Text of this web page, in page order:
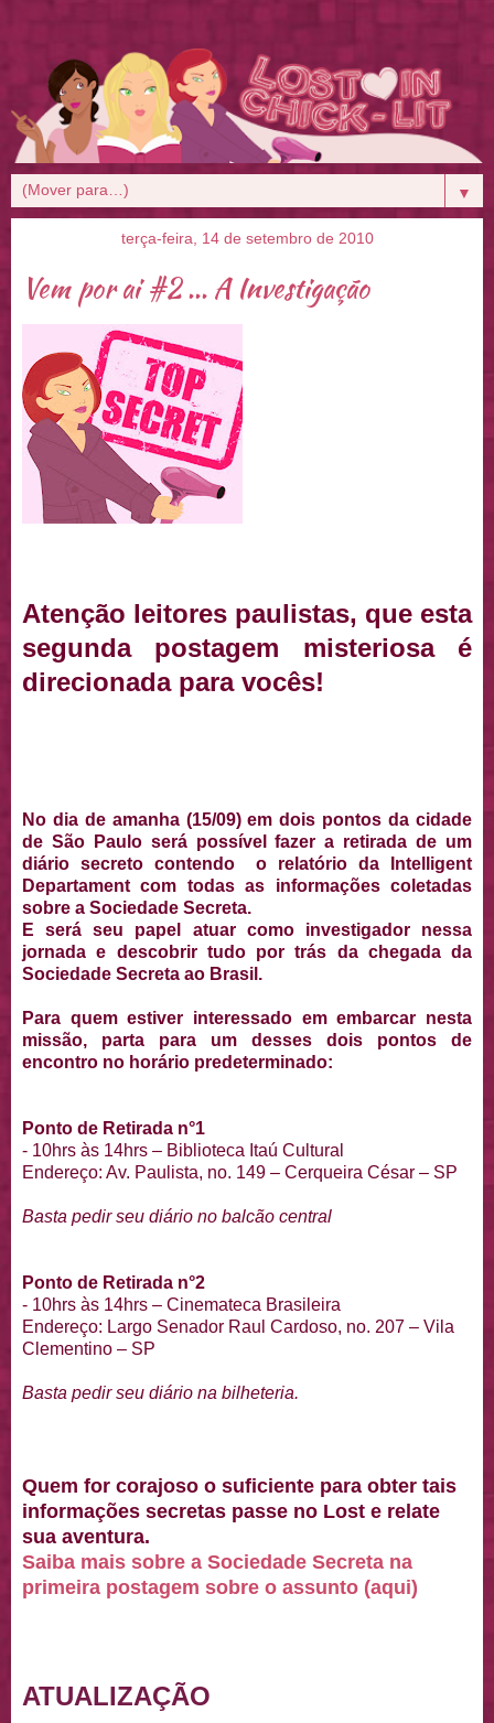
▼
terça-feira, 14 de setembro de 2010
Vem por ai #2 ... A Investigação
Atenção leitores paulistas, que esta
segunda postagem misteriosa é
direcionada para vocês!
No dia de amanha (15/09) em dois pontos da cidade
de São Paulo será possível fazer a retirada de um
diário secreto contendo o relatório da I ntelligent
Departament com todas as informações coletadas
sobre a Sociedade Secreta.
E será seu papel atuar como investigador nessa
jornada e descobrir tudo por trás da chegada da
Sociedade Secreta ao Brasil.
Para quem estiver interessado em embarcar nesta
missão, parta para um desses dois pontos de
encontro no horário predeterminado:
Ponto de Retirada n°1
- 10hrs às 14hrs – Biblioteca Itaú Cultural
Endereço: Av. Paulista, no. 149 – Cerqueira César – SP
Basta pedir seu diário no balcão central
Ponto de Retirada n°2
- 10hrs às 14hrs – Cinemateca Brasileira
Endereço: Largo Senador Raul Cardoso, no. 207 – Vila
Clementino – SP
Basta pedir seu diário na bilheteria.
Quem for corajoso o suficiente para obter tais
informações secretas passe no Lost e relate
sua aventura.
Saiba mais sobre a Sociedade Secreta na
primeira postagem sobre o assunto (aqui)
ATUALIZAÇÃO